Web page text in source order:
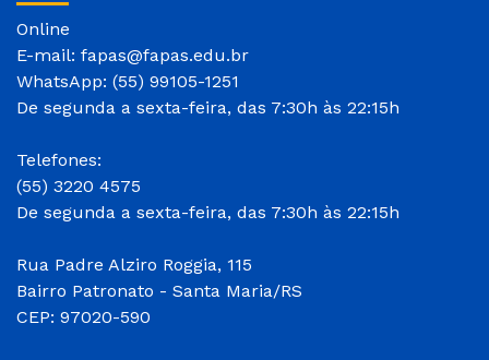
Online
E-mail: fapas@fapas.edu.br
WhatsApp: (55) 99105-1251
De segunda a sexta-feira, das 7:30h às 22:15h
Telefones:
(55) 3220 4575
De segunda a sexta-feira, das 7:30h às 22:15h
Rua Padre Alziro Roggia, 115
Bairro Patronato - Santa Maria/RS
CEP: 97020-590